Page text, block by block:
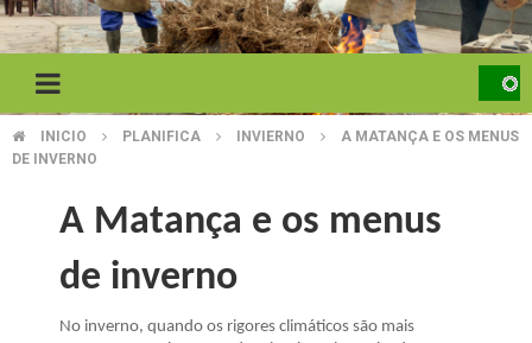
BREADCRUMB
INICIO PLANIFICA INVIERNO
A MATANÇA E OS MENUS
DE INVERNO
A Matança e os menus
de inverno
No inverno, quando os rigores climáticos são mais